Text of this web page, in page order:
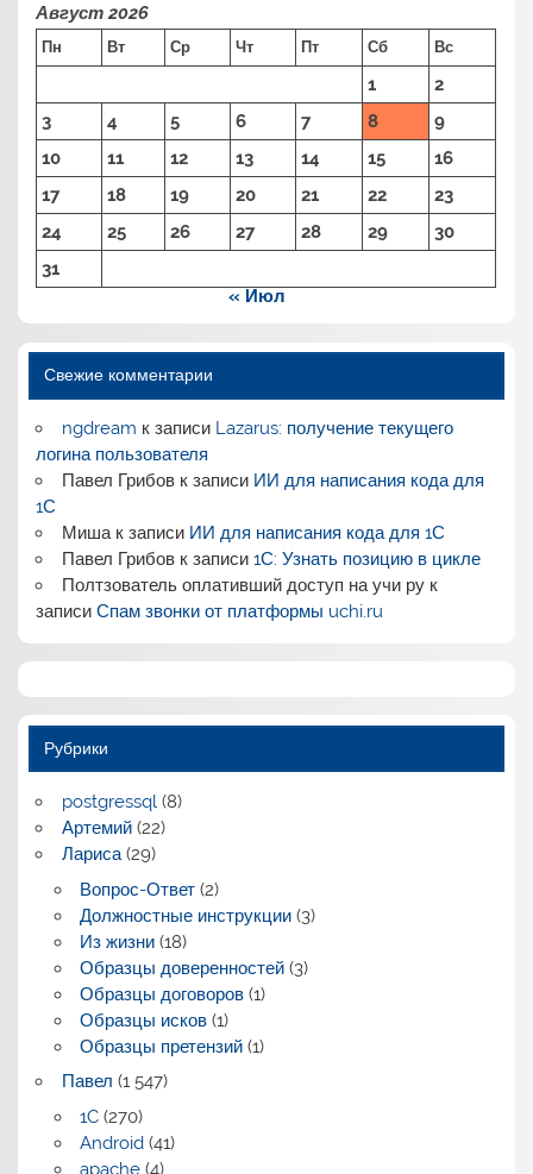
Август 2026
Пн Вт Ср Чт Пт Сб Вс
1
2
3
4 5 6 7 8
9
10
11 12 13 14 15
16
17
18 19 20 21 22
23
24
25 26 27 28 29
30
31
« Июл
Свежие комментарии
ngdream к записи Lazarus: получение текущего
логина пользователя
Павел Грибовк записи ИИ для написания кода для
1С
Мишак записи ИИ для написания кода для 1С
Павел Грибовк записи 1С: Узнать позицию в цикле
Полтзователь оплативший доступ на учи рук
записиСпам звонки от платформы uchi.ru
Рубрики
postgressql(8)
Артемий(22)
Лариса(29)
Вопрос-Ответ(2)
Должностные инструкции(3)
Из жизни(18)
Образцы доверенностей(3)
Образцы договоров(1)
Образцы исков(1)
Образцы претензий(1)
Павел (1 547)
1C(270)
Android(41)
apache(4)